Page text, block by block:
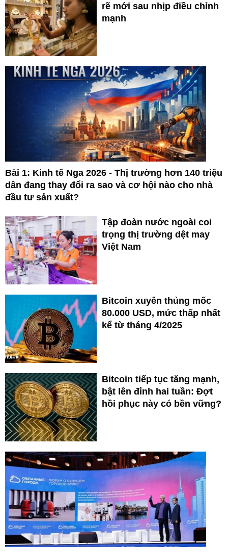
rẽ mới sau nhịp điều chỉnh
mạnh
Bài 1: Kinh tế Nga 2026 - Thị trường hơn 140 triệu
dân đang thay đổi ra sao và cơ hội nào cho nhà
đầu tư sản xuất?
Tập đoàn nước ngoài coi
trọng thị trường dệt may
Việt Nam
Bitcoin xuyên thủng mốc
80.000 USD, mức thấp nhất
kể từ tháng 4/2025
Bitcoin tiếp tục tăng mạnh,
bật lên đỉnh hai tuần: Đợt
hồi phục này có bền vững?